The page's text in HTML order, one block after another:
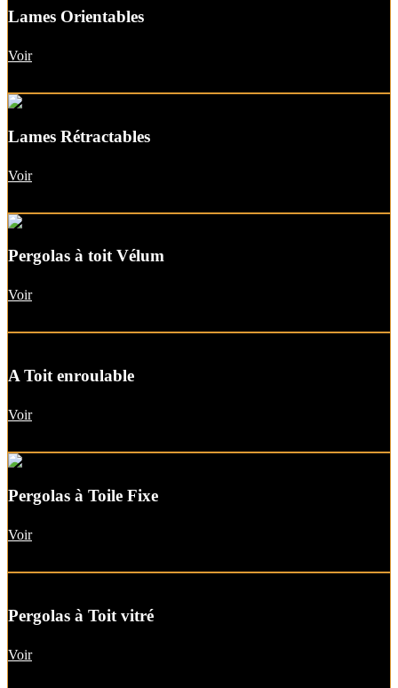
Lames Orientables
Voir
Lames Rétractables
Voir
Pergolas à toit Vélum
Voir
A Toit enroulable
Voir
Pergolas à Toile Fixe
Voir
Pergolas à Toit vitré
Voir